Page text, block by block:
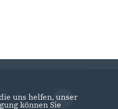
uns helfen, unser
können Sie